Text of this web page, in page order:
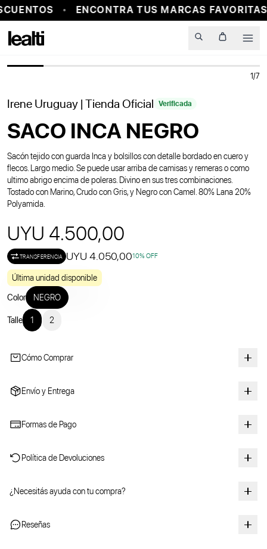
ENCONTRA TUS MARCAS
PROBADOR VIRTUAL
1/7
Irene Uruguay | Tienda Oficial Verificada
SACO INCA NEGRO
Sacón tejido con guarda Inca y bolsillos con detalle bordado en cuero y
flecos. Largo medio. Se puede usar arriba de camisas y remeras o como
ultimo abrigo encima de poleras. Divino en sus tres combinaciones.
Tostado con Marino, Crudo con Gris, y Negro con Camel. 80% Lana 20%
Polyamida.
UYU 4.500,00
TRANSFERENCIA UYU 4.050,0010% OFF
Última unidad disponible
Color NEGRO
Talle 1 2
Cómo Comprar
Envío y Entrega
Formas de Pago
Política de Devoluciones
¿Necesitás ayuda con tu compra?
Reseñas